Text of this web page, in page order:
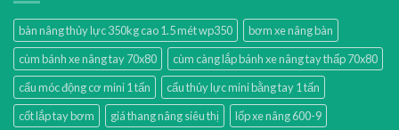
bàn nâng thủy lực 350kg cao 1.5 mét wp350
bơm xe nâng bàn
cùm bánh xe nâng tay 70x80
cùm càng lắp bánh xe nâng tay thấp 70x80
cẩu móc động cơ mini 1 tấn
cẩu thủy lực mini bằng tay 1 tấn
cốt lắp tay bơm
giá thang nâng siêu thị
lốp xe nâng 600-9